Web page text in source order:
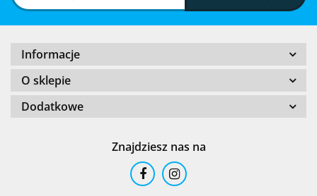
Informacje
O sklepie
Dodatkowe
Znajdziesz nas na